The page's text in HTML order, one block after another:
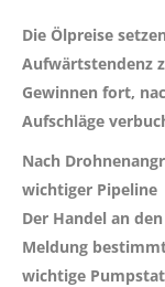
Die Ölpreise
Aufwärtstendenz
Gewinnen fort,
Aufschläge
Nach
wichtiger Pipeline
Der Handel an
Meldung
wichtige